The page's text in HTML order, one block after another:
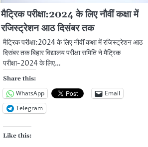
मैट्रिक परीक्षा:2024 के लिए नौवीं कक्षा में
रजिस्ट्रेशन आठ दिसंबर तक
मैट्रिक परीक्षा:2024 के लिए नौवीं कक्षा में रजिस्ट्रेशन आठ
दिसंबर तक बिहार विद्यालय परीक्षा समिति ने मैट्रिक
परीक्षा-2024 के लिए…
Share this:
WhatsApp
Email
Telegram
Like this: